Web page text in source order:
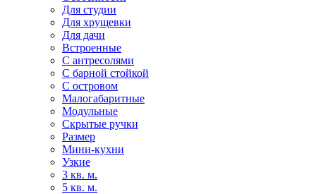
Для студии
Для хрущевки
Для дачи
Встроенные
С антресолями
С барной стойкой
С островом
Малогабаритные
Модульные
Скрытые ручки
Размер
Мини-кухни
Узкие
3 кв. м.
5 кв. м.